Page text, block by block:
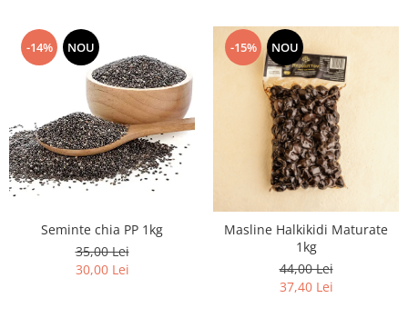
-14% NOU
Seminte chia PP 1kg
35,00 Lei
30,00 Lei
-15% NOU
Masline Halkikidi Maturate
1kg
44,00 Lei
37,40 Lei